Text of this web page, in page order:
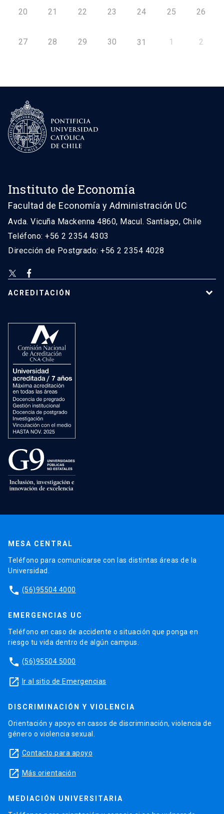
20 21 22 23 24 25 26
27 28 29 30 31 1 2
Instituto de Economía
Facultad de Economía y Administración UC
Avda. Vicuña Mackenna 4860, Macul. Santiago, Chile
Teléfono: +56 2 2354 4303
Dirección de Postgrado: +56 2 2354 4028
ACREDITACIÓN
MESA CENTRAL
Teléfono para comunicarse con las distintas áreas de la
Universidad.
phone (56)95504 4000
EMERGENCIAS UC
Teléfono en caso de accidente o situación que ponga en
riesgo tu vida dentro de algún campus.
phone (56)95504 5000
launch Ir al sitio de Emergencias
DISCRIMINACIÓN Y VIOLENCIA
Orientación y apoyo en casos de discriminación, violencia de
género o violencia sexual.
launch Contacto para apoyo
launch Más orientación
MEDIACIÓN UNIVERSITARIA